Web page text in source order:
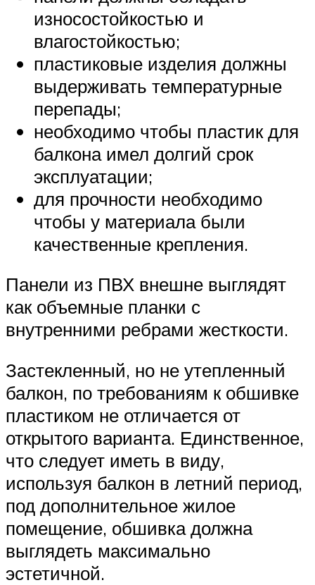
износостойкостью и
влагостойкостью;
пластиковые изделия должны
выдерживать температурные
перепады;
необходимо чтобы пластик для
балкона имел долгий срок
эксплуатации;
для прочности необходимо
чтобы у материала были
качественные крепления.
Панели из ПВХ внешне выглядят
как объемные планки с
внутренними ребрами жесткости.
Застекленный, но не утепленный
балкон, по требованиям к обшивке
пластиком не отличается от
открытого варианта. Единственное,
что следует иметь в виду,
используя балкон в летний период,
под дополнительное жилое
помещение, обшивка должна
выглядеть максимально
эстетичной.